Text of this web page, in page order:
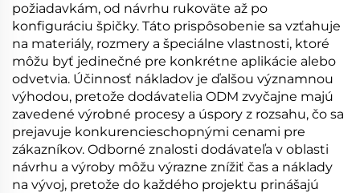
požiadavkám, od návrhu rukoväte až po
konfiguráciu špičky. Táto prispôsobenie sa vzťahuje
na materiály, rozmery a špeciálne vlastnosti, ktoré
môžu byť jedinečné pre konkrétne aplikácie alebo
odvetvia. Účinnosť nákladov je ďalšou významnou
výhodou, pretože dodávatelia ODM zvyčajne majú
zavedené výrobné procesy a úspory z rozsahu, čo sa
prejavuje konkurencieschopnými cenami pre
zákazníkov. Odborné znalosti dodávateľa v oblasti
návrhu a výroby môžu výrazne znížiť čas a náklady
na vývoj, pretože do každého projektu prinášajú